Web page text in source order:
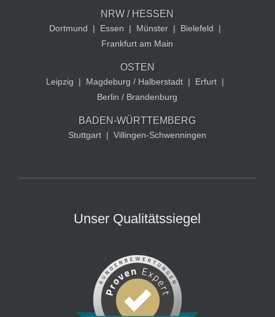
NRW / HESSEN
Dortmund | Essen | Münster | Bielefeld
|
Frankfurt am Main
OSTEN
Leipzig | Magdeburg / Halberstadt | Erfurt |
Berlin / Brandenburg
BADEN-WÜRTTEMBERG
Stuttgart | Villingen-Schwenningen
Unser Qualitätssiegel